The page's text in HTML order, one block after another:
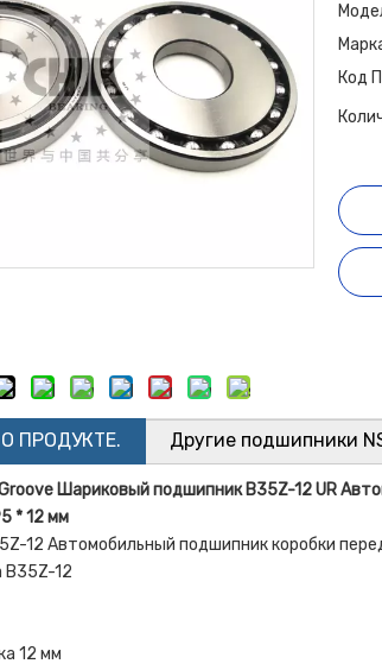
Код
ПРОДУКТЕ. Другие подшипники
Шариковый подшипник B35Z-12 UR
* 12 мм
12 Автомобильный подшипник коробки
B35Z-12
12 мм